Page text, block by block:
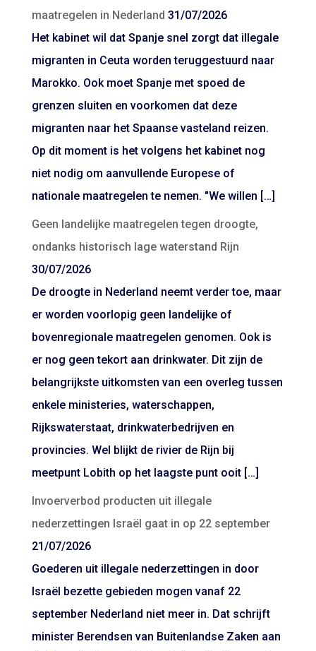
maatregelen in Nederland 31/07/2026
Het kabinet wil dat Spanje snel zorgt dat illegale
migranten in Ceuta worden teruggestuurd naar
Marokko. Ook moet Spanje met spoed de
grenzen sluiten en voorkomen dat deze
migranten naar het Spaanse vasteland reizen.
Op dit moment is het volgens het kabinet nog
niet nodig om aanvullende Europese of
nationale maatregelen te nemen. "We willen […]
Geen landelijke maatregelen tegen droogte,
ondanks historisch lage waterstand Rijn
30/07/2026
De droogte in Nederland neemt verder toe, maar
er worden voorlopig geen landelijke of
bovenregionale maatregelen genomen. Ook is
er nog geen tekort aan drinkwater. Dit zijn de
belangrijkste uitkomsten van een overleg tussen
enkele ministeries, waterschappen,
Rijkswaterstaat, drinkwaterbedrijven en
provincies. Wel blijkt de rivier de Rijn bij
meetpunt Lobith op het laagste punt ooit […]
Invoerverbod producten uit illegale
nederzettingen Israël gaat in op 22 september
21/07/2026
Goederen uit illegale nederzettingen in door
Israël bezette gebieden mogen vanaf 22
september Nederland niet meer in. Dat schrijft
minister Berendsen van Buitenlandse Zaken aan